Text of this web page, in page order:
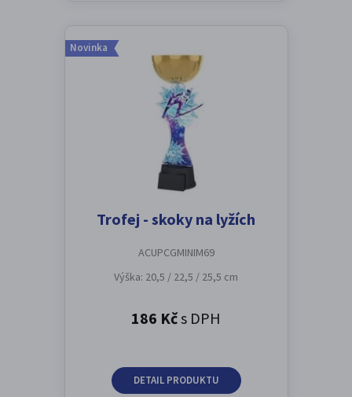
Novinka
Trofej - skoky na lyžích
ACUPCGMINIM69
Výška: 20,5 / 22,5 / 25,5 cm
186 Kčs DPH
DETAIL PRODUKTU